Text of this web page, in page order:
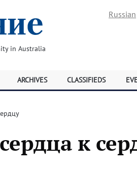
in Australia
Russian
ARCHIVES CLASSIFIEDS
к